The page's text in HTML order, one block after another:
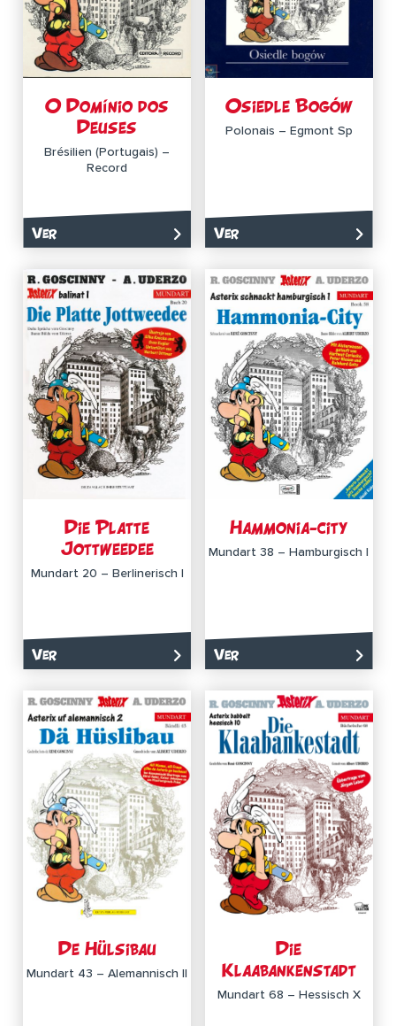
O Domínio dos
Deuses
Brésilien (Portugais) –
Record
Ver
Osiedle Bogów
Polonais – Egmont Sp
Ver
Die Platte
Jottweedee
Mundart 20 – Berlinerisch I
Ver
Hammonia-city
Mundart 38 – Hamburgisch I
Ver
De Hülsibau
Mundart 43 – Alemannisch II
Die
Klaabankenstadt
Mundart 68 – Hessisch X